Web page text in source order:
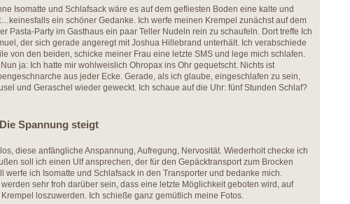
Isomatte und Schlafsack wäre es auf dem gefliesten Boden eine kalte und
ein schöner Gedanke. Ich werfe meinen Krempel zunächst auf dem
Pasta-Party im Gasthaus ein paar Teller Nudeln rein zu schaufeln. Dort treffe Ich
der sich gerade angeregt mit Joshua Hillebrand unterhält. Ich verabschiede
von den beiden, schicke meiner Frau eine letzte SMS und lege mich schlafen.
ja: Ich hatte mir wohlweislich Ohropax ins Ohr gequetscht. Nichts ist
aus jeder Ecke. Gerade, als ich glaube, eingeschlafen zu sein,
und Geraschel wieder geweckt. Ich schaue auf die Uhr: fünf Stunden Schlaf?
Spannung steigt
diese anfängliche Anspannung, Aufregung, Nervosität. Wiederholt checke ich
soll ich einen Ulf ansprechen, der für den Gepäcktransport zum Brocken
werfe ich Isomatte und Schlafsack in den Transporter und bedanke mich.
sehr froh darüber sein, dass eine letzte Möglichkeit geboten wird, auf
loszuwerden. Ich schieße ganz gemütlich meine Fotos.